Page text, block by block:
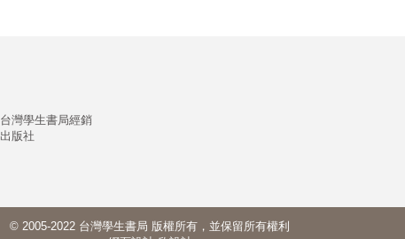
台灣學生書局經銷
出版社
© 2005-2022 台灣學生書局 版權所有，並保留所有權利